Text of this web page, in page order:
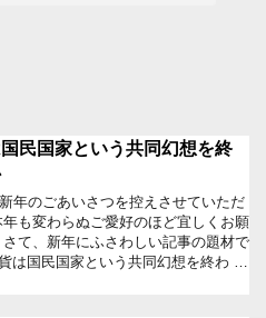
民国家という共同幻想を終
年のごあいさつを控えさせていただ
年も変わらぬご愛好のほど宜しくお願
て、新年にふさわしい記事の題材で
は国民国家という共同幻想を終わ …